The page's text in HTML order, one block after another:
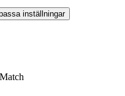
inställningar